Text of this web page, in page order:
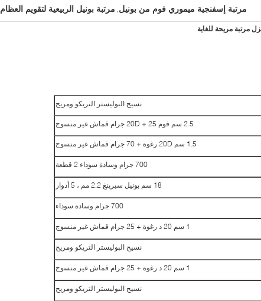
مرتبة إسفنجية ميموري فوم من بونيل, مرتبة بونيل الربيعية لتقويم العظام
نسيج البوليستر التريكو ومريح
2.5 سم فوم 20D + 25 جرام قماش غير منسوج
1.5 سم 20D رغوة + 70 جرام قماش غير منسوج
700 جرام وسادة سوداء 2 قطعة
18 سم بونيل سبرينغ 2.2 مم ، 5 أدوار
700 جرام وسادة سوداء
1 سم 20 د رغوة + 25 جرام قماش غير منسوج
نسيج البوليستر التريكو ومريح
1 سم 20 د رغوة + 25 جرام قماش غير منسوج
نسيج البوليستر التريكو ومريح